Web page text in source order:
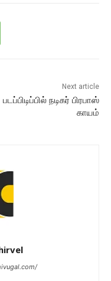
Next article
படப்பிடிப்பில் நடிகர் பிரபாஸ்
காயம்